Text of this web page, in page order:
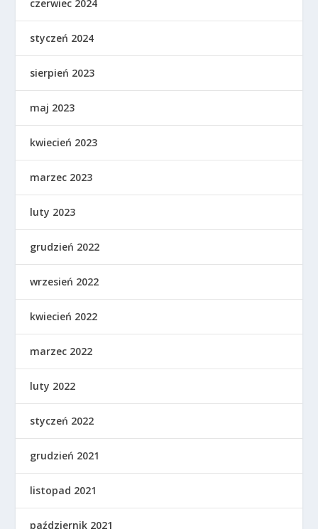
czerwiec 2024
styczeń 2024
sierpień 2023
maj 2023
kwiecień 2023
marzec 2023
luty 2023
grudzień 2022
wrzesień 2022
kwiecień 2022
marzec 2022
luty 2022
styczeń 2022
grudzień 2021
listopad 2021
październik 2021